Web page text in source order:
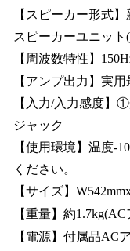
【スピーカー形式
スピーカーユニッ
【周波数特性】
【アンプ出力】実
【入力/入力感度】
ジャック
【使用環境】温度-
ください。
【サイズ】
【重量】約
【電源】付属品AC